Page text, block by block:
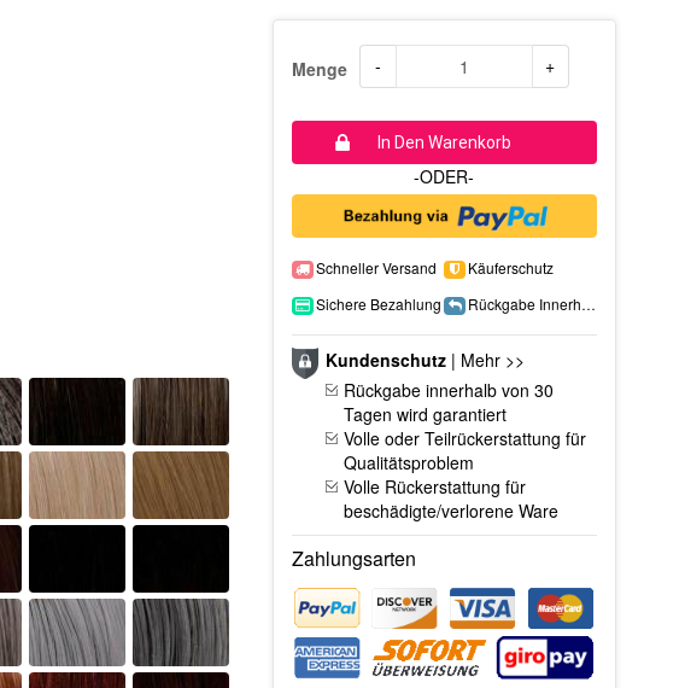
Menge - +
In Den Warenkorb
-ODER-
Schneller Versand
Käuferschutz
Sichere Bezahlung
Rückgabe Innerhalb 15 Tage
Kundenschutz| Mehr >>
Rückgabe innerhalb von 30
Tagen wird garantiert
Volle oder Teilrückerstattung für
Qualitätsproblem
Volle Rückerstattung für
beschädigte/verlorene Ware
Zahlungsarten